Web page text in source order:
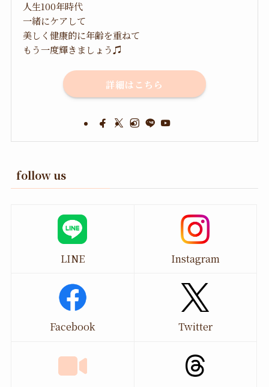
人生100年時代
一緒にケアして
美しく健康的に年齢を重ねて
もう一度輝きましょう♫
詳細はこちら
follow us
LINE Instagram
Facebook Twitter